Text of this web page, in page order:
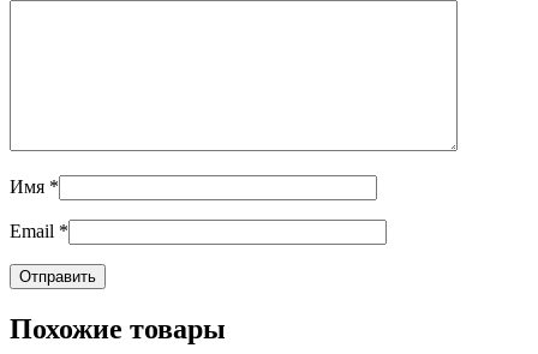
Имя *
Email *
Похожие товары